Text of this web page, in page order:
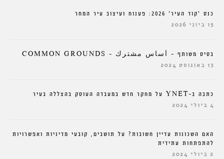
כנס ‘קוד העיר’ 2026: פענוח ועיצוב עיר המחר
15 ביוני 2026
בסיס משותף – أساس مشترك – COMMON GROUNDS
13 באוגוסט 2024
כתבה ב-YNET על מחקר חדש במעבדה העוסק בהצללה בעיר
4 ביולי 2024
האם השכונות עדיין חשובות? על תושבים, קובעי מדיניות ואפשרויות
להתפתחות עתידית
2 ביולי 2024